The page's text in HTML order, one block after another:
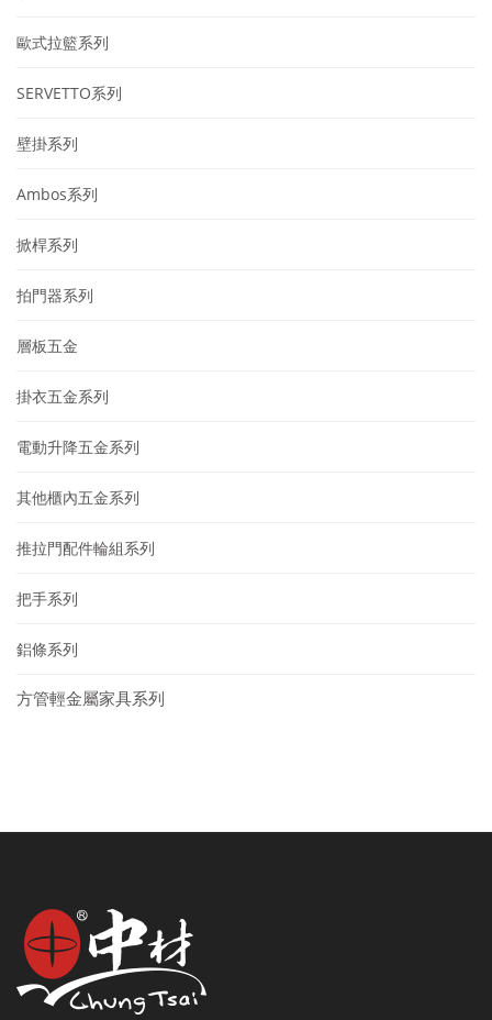
歐式拉籃系列
SERVETTO系列
壁掛系列
Ambos系列
掀桿系列
拍門器系列
層板五金
掛衣五金系列
電動升降五金系列
其他櫃內五金系列
推拉門配件輪組系列
把手系列
鋁條系列
方管輕金屬家具系列